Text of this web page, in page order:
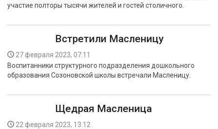
участие полторы тысячи жителей и гостей столичного.
Встретили Масленицу
27 февраля 2023, 07:11
Воспитанники структурного подразделения дошкольного
образования Созоновской школы встречали Масленицу.
Щедрая Масленица
22 февраля 2023, 13:12